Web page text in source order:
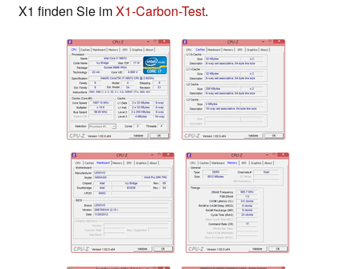
X1 finden Sie imX1-Carbon-Test.